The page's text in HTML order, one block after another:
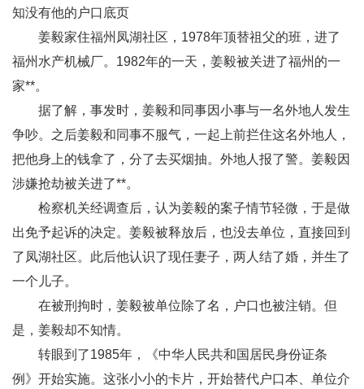
知没有他的户口底页
姜毅家住福州凤湖社区，1978年顶替祖父的班，进了
福州水产机械厂。1982年的一天，姜毅被关进了福州的一
家**。
据了解，事发时，姜毅和同事因小事与一名外地人发生
争吵。之后姜毅和同事不服气，一起上前拦住这名外地人，
把他身上的钱拿了，分了去买烟抽。外地人报了警。姜毅因
涉嫌抢劫被关进了**。
检察机关经调查后，认为姜毅的案子情节轻微，于是做
出免予起诉的决定。姜毅被释放后，也没去单位，直接回到
了凤湖社区。此后他认识了现任妻子，两人结了婚，并生了
一个儿子。
在被刑拘时，姜毅被单位除了名，户口也被注销。但
是，姜毅却不知情。
转眼到了1985年，《中华人民共和国居民身份证条
例》开始实施。这张小小的卡片，开始替代户口本、单位介